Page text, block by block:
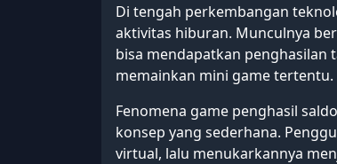
Di tengah perkembangan
aktivitas hiburan. Munculnya
bisa mendapatkan penghasilan
memainkan mini game tertentu.
Fenomena game penghasil
konsep yang sederhana.
virtual, lalu menukarkannya